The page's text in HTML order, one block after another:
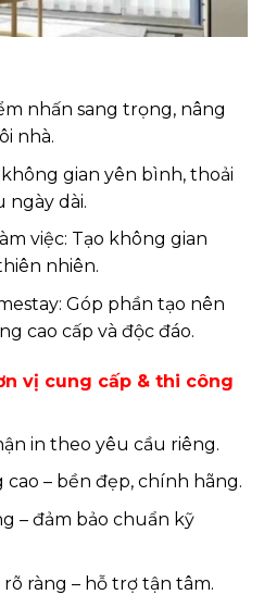
nhấn sang trọng, nâng
nhà.
gian yên bình, thoải
ngày dài.
việc: Tạo không gian
nhiên.
Góp phần tạo nên
cao cấp và độc đáo.
vị cung cấp & thi công
in theo yêu cầu riêng.
– bền đẹp, chính hãng.
– đảm bảo chuẩn kỹ
ràng – hỗ trợ tận tâm.